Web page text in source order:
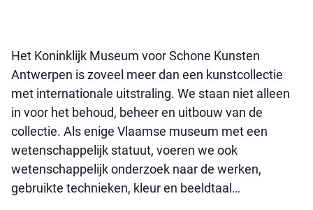
Het Koninklijk Museum voor Schone Kunsten
Antwerpen is zoveel meer dan een kunstcollectie
met internationale uitstraling. We staan niet alleen
in voor het behoud, beheer en uitbouw van de
collectie. Als enige Vlaamse museum met een
wetenschappelijk statuut, voeren we ook
wetenschappelijk onderzoek naar de werken,
gebruikte technieken, kleur en beeldtaal…